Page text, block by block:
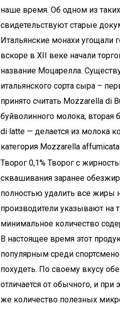
наше время. Об одном из
свидетельствуют старые
Итальянские монахи угощали
вскоре в XII веке начали
название Моцарелла.
итальянского сорта сыра –
принято считать Mozzarella di
буйволинного молока, вторая
di latte — делается из молока
категория Mozzarella
Творог 0,1% Творог с
сквашивания заранее
полностью удалить все жиры
производители указывают на
минимальное количество
В настоящее время этот
популярным среди
похудеть. По своему вкусу
отличается от обычного, и при
же количество полезных